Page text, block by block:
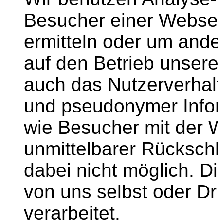
Besucher einer
ermitteln oder um
auf den Betrieb
auch das
und pseudonymer
wie Besucher mit der
unmittelbarer
dabei nicht möglich.
von uns selbst oder
verarbeitet.